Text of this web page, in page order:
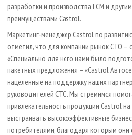
разработки и производства ГСМ и
преимуществами Castrol.
Маркетинг-менеджер Castrol по
отметил, что для компании рынок СТО –
«Специально для него нами было
пакетных предложения – «Castrol
нацеленные на поддержку наших
руководителей СТО. Мы стремимся
привлекательность продукции Castrol
выстраивать высокоэффективные
потребителями, благодаря которым они